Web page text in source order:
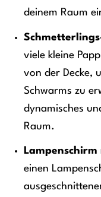
deinem Raum
viele kleine
von der Decke,
Schwarms zu
dynamisches
Raum.
einen